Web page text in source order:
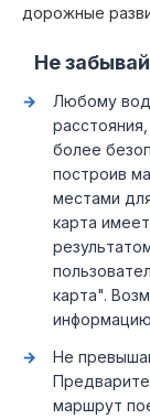
дорожные
Не
Любому
более
построив
местами
карта
карта".
Не
маршрут